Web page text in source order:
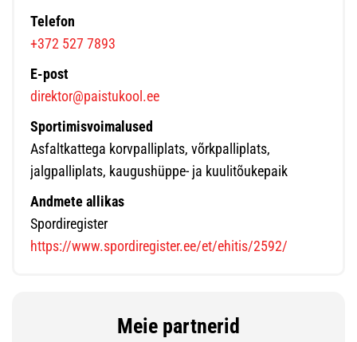
Telefon
+372 527 7893
E-post
direktor@paistukool.ee
Sportimisvoimalused
Asfaltkattega korvpalliplats, võrkpalliplats,
jalgpalliplats, kaugushüppe- ja kuulitõukepaik
Andmete allikas
Spordiregister
https://www.spordiregister.ee/et/ehitis/2592/
Meie partnerid